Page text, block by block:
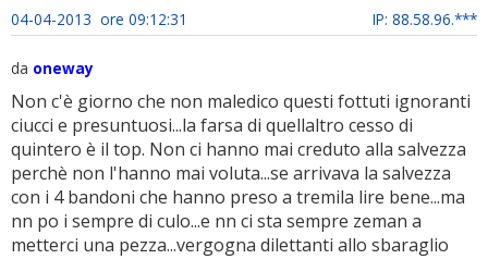
04-04-2013 ore 09:12:31 IP: 88.58.96.***
da oneway
Non c'è giorno che non maledico questi fottuti ignoranti
ciucci e presuntuosi...la farsa di quellaltro cesso di
quintero è il top. Non ci hanno mai creduto alla salvezza
perchè non l'hanno mai voluta...se arrivava la salvezza
con i 4 bandoni che hanno preso a tremila lire bene...ma
nn po i sempre di culo...e nn ci sta sempre zeman a
metterci una pezza...vergogna dilettanti allo sbaraglio